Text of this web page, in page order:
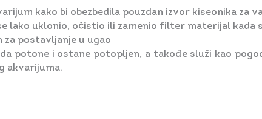
kako bi obezbedila pouzdan izvor kiseonika za
lako uklonio, očistio ili zamenio filter materijal kada
za postavljanje u ugao
da potone i ostane potopljen, a takođe služi kao
akvarijuma.